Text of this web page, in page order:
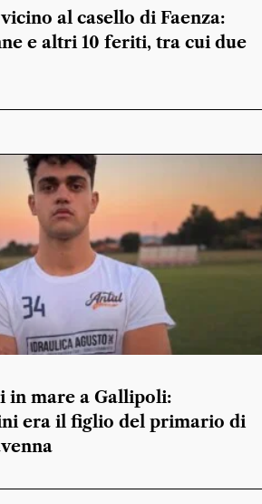
al casello di Faenza:
e altri 10 feriti, tra cui due
in mare a Gallipoli:
era il figlio del primario di